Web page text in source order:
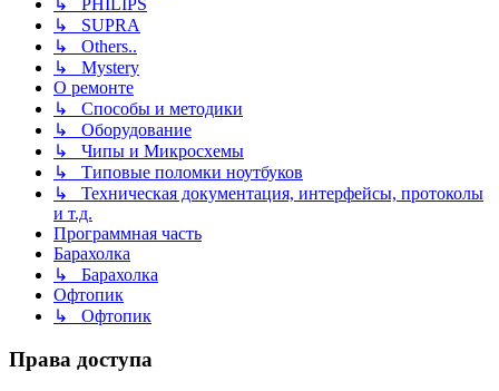
↳ PHILIPS
↳ SUPRA
↳ Others..
↳ Mystery
О ремонте
↳ Способы и методики
↳ Оборудование
↳ Чипы и Микросхемы
↳ Типовые поломки ноутбуков
↳ Техническая документация, интерфейсы, протоколы
и т.д.
Программная часть
Барахолка
↳ Барахолка
Офтопик
↳ Офтопик
Права доступа